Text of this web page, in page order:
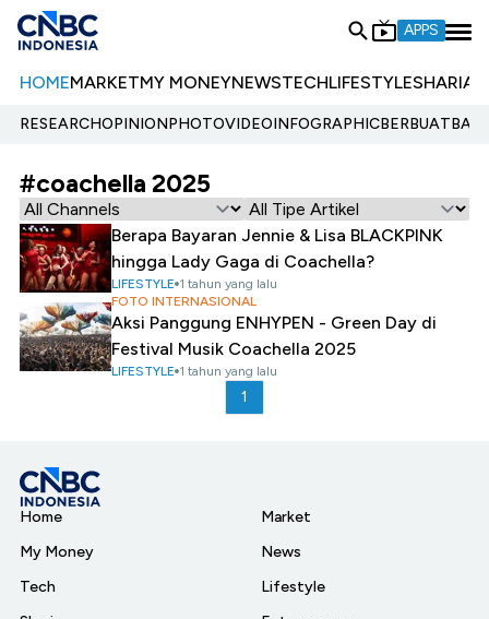
APPS
HOMEMARKETMY MONEYNEWSTECHLIFESTYLESHARIA
RESEARCHOPINIONPHOTOVIDEOINFOGRAPHIC
#coachella 2025
Berapa Bayaran Jennie & Lisa BLACKPINK
hingga Lady Gaga di Coachella?
LIFESTYLE 1 tahun yang lalu
FOTO INTERNASIONAL
Aksi Panggung ENHYPEN - Green Day di
Festival Musik Coachella 2025
LIFESTYLE 1 tahun yang lalu
1
Home
My Money
Tech
Market
News
Lifestyle